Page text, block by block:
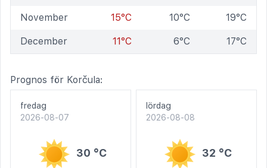
November 15°C 10°C 19°C
December 11°C 6°C 17°C
Prognos för Korčula:
fredag
2026-08-07
30 °C
lördag
2026-08-08
32 °C